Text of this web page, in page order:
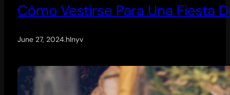
Cómo Vestirse Para Una Fiesta
June 27, 2024.hlnyv